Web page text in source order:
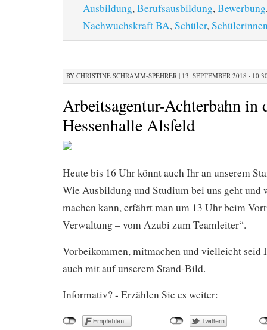
Ausbildung,Berufsausbildung,Bewerbung
Nachwuchskraft BA,Schüler,
BY CHRISTINE SCHRAMM-SPEHRER | 13. SEPTEMBER 2018 ·
Arbeitsagentur-Achterbahn in
Hessenhalle Alsfeld
Heute bis 16 Uhr könnt auch Ihr an unserem
Wie Ausbildung und Studium bei uns geht und
machen kann, erfährt man um 13 Uhr beim
Verwaltung – vom Azubi zum Teamleiter“.
Vorbeikommen, mitmachen und vielleicht seid
auch mit auf unserem Stand-Bild.
Informativ? - Erzählen Sie es weiter: